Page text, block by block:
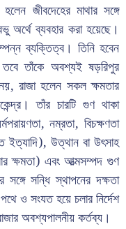
জীবদেহের মাথার সঙ্গে
অর্থে ব্যবহার করা হয়েছে।
ব্যক্তিত্ব। তিনি হবেন
তাঁকে অবশ্যই ষড়রিপুর
রাজা হলেন সকল ক্ষমতার
তাঁর চারটি গুণ থাকা
নম্রতা, বিচক্ষণতা
ইত্যাদি), উত্থান বা উৎসাহ
ক্ষমতা) এবং আত্মসম্পদ গুণ
সন্ধি স্থাপনের দক্ষতা
পথে ও সংযত হয়ে চলার নির্দেশ
অবশ্যপালনীয় কর্তব্য।